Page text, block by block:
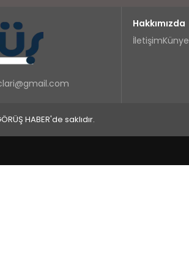
Hakkımızda
İletişimKünye
HABER'de saklıdır.